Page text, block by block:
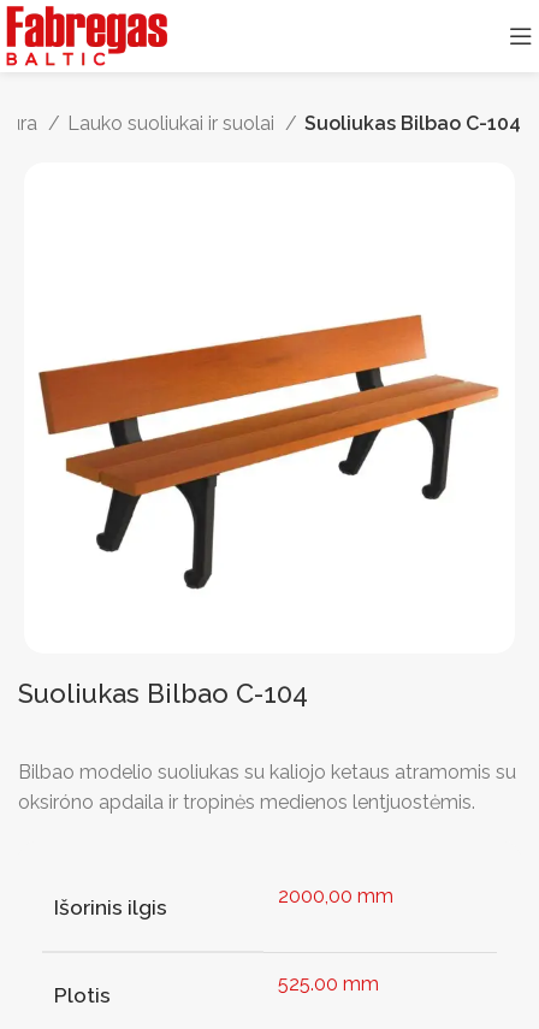
Lauko suoliukai ir suolai Suoliukas Bilbao C-104
Suoliukas Bilbao C-104
Bilbao modelio suoliukas su kaliojo ketaus atramomis su
oksiróno apdaila ir tropinės medienos lentjuostėmis.
Išorinis ilgis 2000,00 mm
Plotis 525.00 mm